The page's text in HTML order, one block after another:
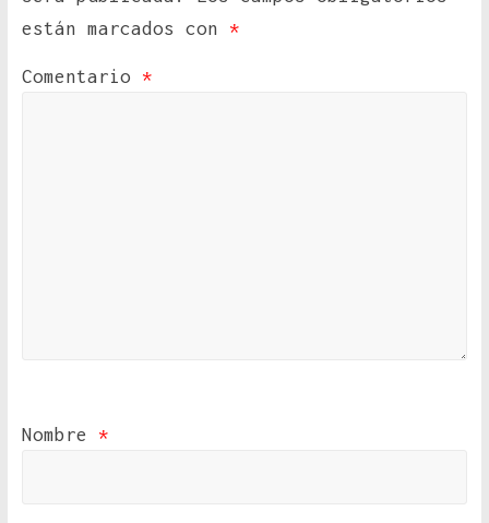
están marcados con *
Comentario *
Nombre *